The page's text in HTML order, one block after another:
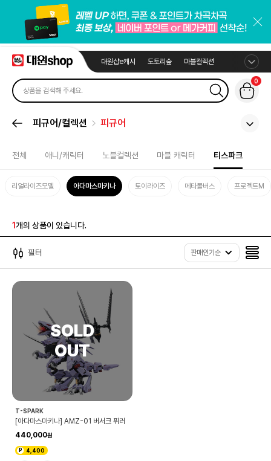
대원샵e캐시 도토리숲 마블컬렉션
0
피규어/컬렉션 피규어
전체 애니/캐릭터 노블컬렉션 마블 캐릭터 티스파크
리얼라이즈모델 아다마스마키나 토이라이즈 메타몰버스 프로젝트M
1개의 상품이 있습니다.
필터 판매인기순
T-SPARK
[아다마스마키나] AMZ-01 버서크 퓌러
440,000
4,400